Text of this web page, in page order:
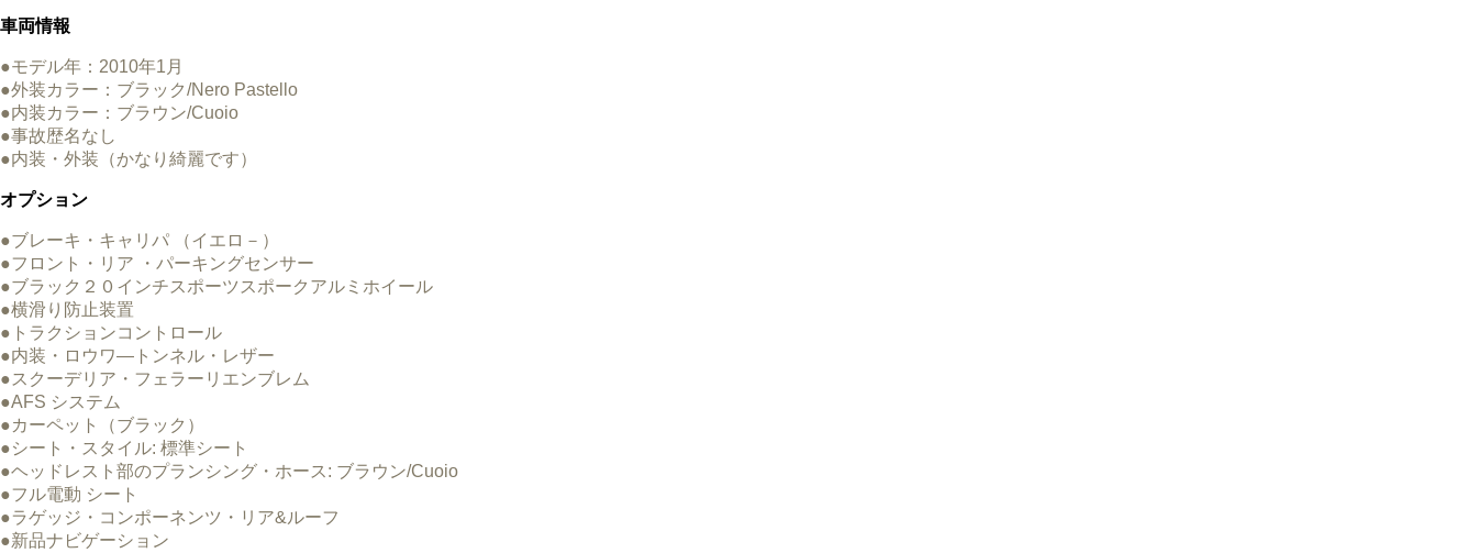
車両情報
●モデル年：2010年1月
●外装カラー：ブラック/Nero Pastello
●内装カラー：ブラウン/Cuoio
●事故歴名なし
●内装・外装（かなり綺麗です）
オプション
●ブレーキ・キャリパ （イエロ－）
●フロント・リア ・パーキングセンサー
●ブラック２０インチスポーツスポークアルミホイール
●横滑り防止装置
●トラクションコントロール
●内装・ロウワ―トンネル・レザー
●スクーデリア・フェラーリエンブレム
●AFS システム
●カーペット（ブラック）
●シート・スタイル: 標準シート
●ヘッドレスト部のプランシング・ホース: ブラウン/Cuoio
●フル電動 シート
●ラゲッジ・コンポーネンツ・リア&ルーフ
●新品ナビゲーション